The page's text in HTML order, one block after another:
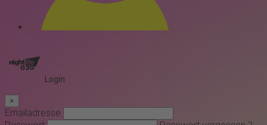
Login
×
Emailadresse